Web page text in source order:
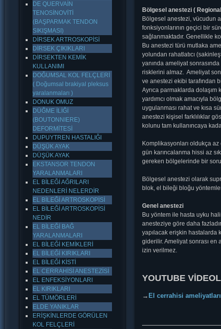
Bölgesel anestezi (
Bölgesel anestezi, vücudun
fonksiyonlarının geçici bir
sağlanmaktadır. Genellikle
Bu anestezi türü mutlaka
yolundan rahatlatıcı
yanında ameliyat
risklerini almaz. Ameliyat
ve anestezi ekibi tarafından
Ayrıca parmaklarda dolaşım
yardımcı olmak amacıyla
uygulanması rahat ve kısa
anestezi kişisel farklılıklar
kolunu tam kullanıncaya
Komplikasyonları oldukça
gün karıncalanma hissi az
gereken bölgelerinde bir
Bölgesel anestezi olarak
blok, el bileği bloğu
Genel anestezi
Bu yöntem ile hasta uyku
anesteziye göre daha
yapılacak erişkin hastalarda
giderilir. Ameliyat sonrası
izin verilmez.
YOUTUBE
→ El cerrahisi
DE QUERVAİN
TENOSİNOVİTİ
(BAŞPARMAK TENDON
SIKIŞMASI)
DİRSEK ARTROSKOPİSİ
DİRSEK ÇIKIKLARI
DİRSEKTEN KEMİK
KULLANIMI
DOĞUMSAL KOL FELÇLERİ
( Doğumsal brakiyal pleksus
yaralanmaları )
DONUK OMUZ
DÜĞME İLİĞİ
(BOUTONNIERE)
DEFORMİTESİ
DUPUYTREN HASTALIĞI
DÜŞÜK AYAK
DÜŞÜK AYAK
EKSTANSOR TENDON
YARALANMALARI
EL BİLEĞİ AĞRILARI
NEDENLERİ NELERDİR
EL BİLEĞİ ARTROSKOPİSİ
EL BİLEĞİ ARTROSKOPİSİ
NEDİR
EL BİLEĞİ BAĞ
YARALANMALARI
EL BİLEĞİ KEMİKLERİ
EL BİLEĞİ KIRIKLARI
EL BİLEĞİ KİSTİ
EL CERRAHİSİ ANESTEZİSİ
EL ENFEKSİYONLARI
EL KIRIKLARI
EL TÜMÖRLERİ
ELDE YANIKLAR
ERİŞKİNLERDE GÖRÜLEN
KOL FELÇLERİ